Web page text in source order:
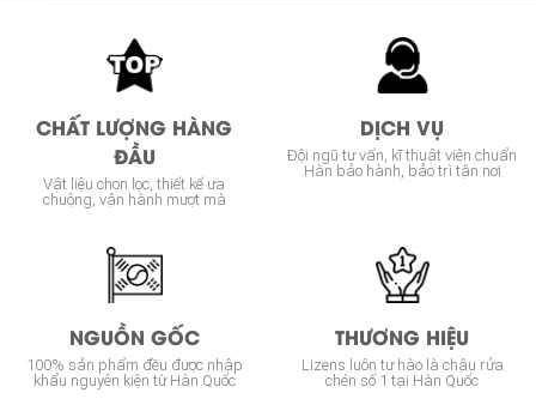
CHẤT LƯỢNG HÀNG
ĐẦU
Vật liệu chọn lọc, thiết kế ưa
chuộng, vận hành mượt mà
DỊCH VỤ
Đội ngũ tư vấn, kĩ thuật viên chuẩn
Hàn bảo hành, bảo trì tận nơi
NGUỒN GỐC
100% sản phẩm đều được nhập
khẩu nguyên kiện từ Hàn Quốc
THƯƠNG HIỆU
Lizens luôn tự hào là chậu rửa
chén số 1 tại Hàn Quốc